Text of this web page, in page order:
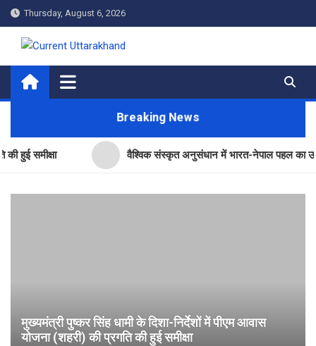
Skip
to
content
Thursday, August 6, 2026
Current Uttarakhand
Breaking News
वैश्विक संस्कृत अनुसंधान में भारत-नेपाल पहल का उत्तराखंड ने
मुख्यमंत्री पुष्कर सिंह धामी के दिशा-निर्देशों में पीएम आवास
योजना (शहरी) की प्रगति की हुई समीक्षा